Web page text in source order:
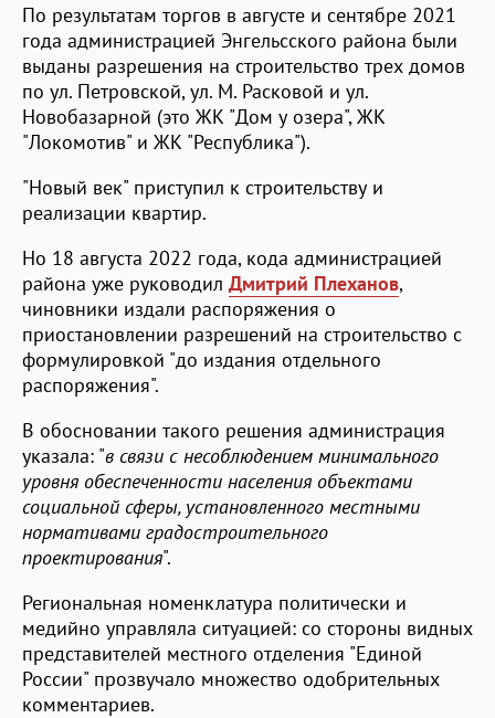
По результатам торгов в августе и сентябре 2021
года администрацией Энгельсского района были
выданы разрешения на строительство трех домов
по ул. Петровской, ул. М. Расковой и ул.
Новобазарной (это ЖК "Дом у озера", ЖК
"Локомотив" и ЖК "Республика").
"Новый век" приступил к строительству и
реализации квартир.
Но 18 августа 2022 года, кода администрацией
района уже руководил Дмитрий Плеханов,
чиновники издали распоряжения о
приостановлении разрешений на строительство с
формулировкой "до издания отдельного
распоряжения".
В обосновании такого решения администрация
указала: "в связи с несоблюдением минимального
уровня обеспеченности населения объектами
социальной сферы, установленного местными
нормативами градостроительного
проектирования".
Региональная номенклатура политически и
медийно управляла ситуацией: со стороны видных
представителей местного отделения "Единой
России" прозвучало множество одобрительных
комментариев.